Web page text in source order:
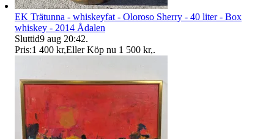
EK Trätunna - whiskeyfat - Oloroso Sherry - 40 liter - Box
whiskey - 2014 Ådalen
Sluttid9 aug 20:42.
Pris:1 400 kr,Eller Köp nu 1 500 kr,.